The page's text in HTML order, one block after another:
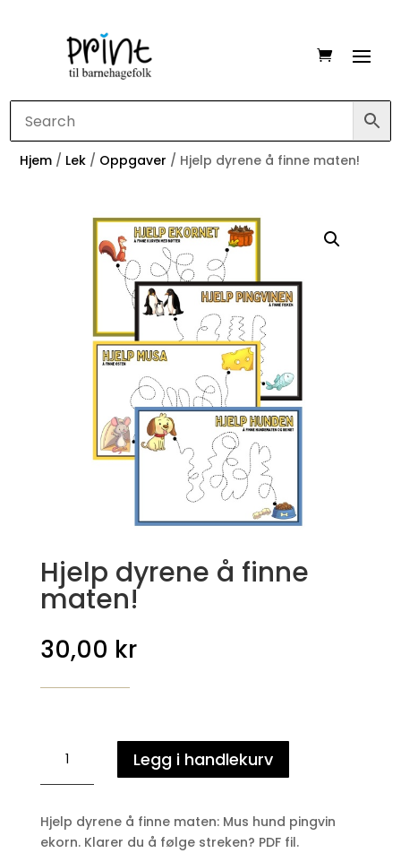
Hjem / Lek / Oppgaver / Hjelp dyrene å finne maten!
Hjelp dyrene å finne
maten!
30,00 kr
dyrene
å
maten!
antall
Legg i handlekurv
Hjelp dyrene å finne maten: Mus hund pingvin
ekorn. Klarer du å følge streken? PDF fil.